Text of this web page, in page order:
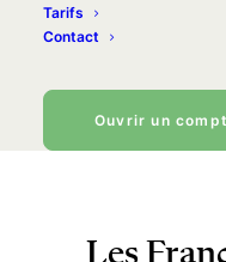
Tarifs
Contact
Ouvrir un
Mais d’où
comment
Les